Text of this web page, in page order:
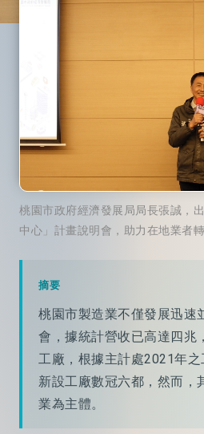
桃園市政府經濟發展局局長張誠，
中心」計畫說明會，助力在地業者
摘要
桃園市製造業不僅發展迅速
會，據統計營收已高達四兆
工廠，根據主計處2021年
新設工廠數冠六都，然而，
業為主體。